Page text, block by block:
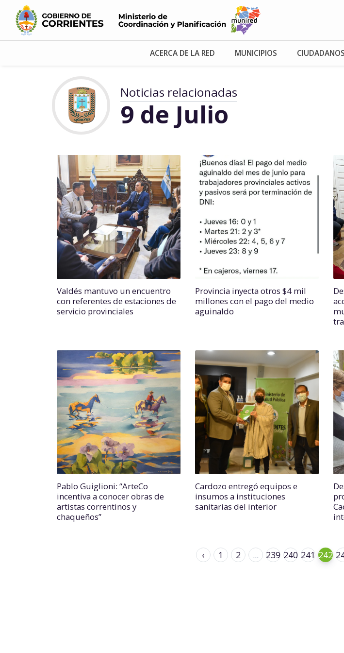
ACERCA DE LA RED MUNICIPIOS CIUDADANOS
Noticias relacionadas
9 de Julio
Valdés mantuvo un encuentro
con referentes de estaciones de
servicio provinciales
Provincia inyecta otros $4 mil
millones con el pago del medio
aguinaldo
Pablo Guiglioni: “ArteCo
incentiva a conocer obras de
artistas correntinos y
chaqueños”
Cardozo entregó equipos e
insumos a instituciones
sanitarias del interior
‹ 1 2 ... 239 240 241 242